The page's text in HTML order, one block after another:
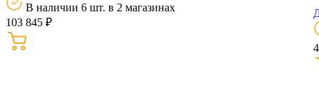
В наличии 6 шт. в 2 магазинах
103 845 ₽